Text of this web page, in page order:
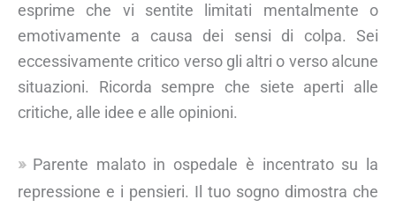
esprime che vi sentite limitati mentalmente o
emotivamente a causa dei sensi di colpa. Sei
eccessivamente critico verso gli altri o verso alcune
situazioni. Ricorda sempre che siete aperti alle
critiche, alle idee e alle opinioni.
Parente malato in ospedale è incentrato su la
repressione e i pensieri. Il tuo sogno dimostra che